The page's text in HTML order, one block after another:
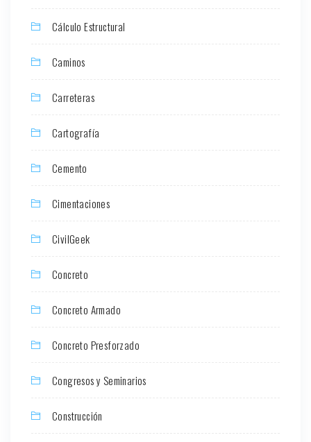
Cálculo Estructural
Caminos
Carreteras
Cartografía
Cemento
Cimentaciones
CivilGeek
Concreto
Concreto Armado
Concreto Presforzado
Congresos y Seminarios
Construcción